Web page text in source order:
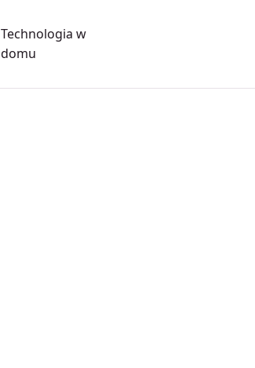
Technologia w
domu